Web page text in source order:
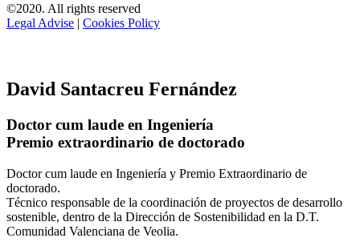
©2020. All rights reserved
Legal Advise | Cookies Policy
David Santacreu Fernández
Doctor cum laude en Ingeniería
Premio extraordinario de doctorado
Doctor cum laude en Ingeniería y Premio Extraordinario de
doctorado.
Técnico responsable de la coordinación de proyectos de desarrollo
sostenible, dentro de la Dirección de Sostenibilidad en la D.T.
Comunidad Valenciana de Veolia.